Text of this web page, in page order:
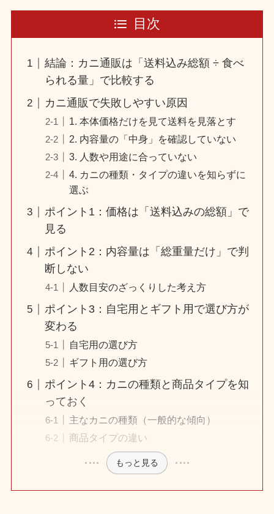
目次
結論：カニ通販は「送料込み総額 ÷ 食べ
られる量」で比較する
カニ通販で失敗しやすい原因
1. 本体価格だけを見て送料を見落とす
2. 内容量の「中身」を確認していない
3. 人数や用途に合っていない
4. カニの種類・タイプの違いを知らずに
選ぶ
ポイント1：価格は「送料込みの総額」で
見る
ポイント2：内容量は「総重量だけ」で判
断しない
人数目安のざっくりした考え方
ポイント3：自宅用とギフト用で選び方が
変わる
自宅用の選び方
ギフト用の選び方
ポイント4：カニの種類と商品タイプを知
っておく
主なカニの種類（一般的な傾向）
商品タイプの違い
もっと見る